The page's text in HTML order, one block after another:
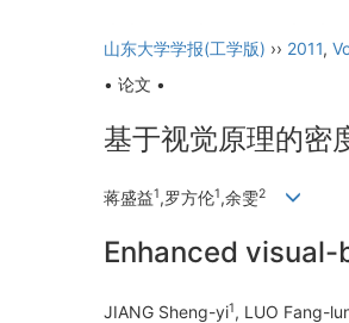
山东大学学报(工学版) ›› 2011,
• 论文 •
基于视觉原理的密
蒋盛益1,罗方伦1,余雯2
Enhanced
JIANG Sheng-yi1, LUO Fang-